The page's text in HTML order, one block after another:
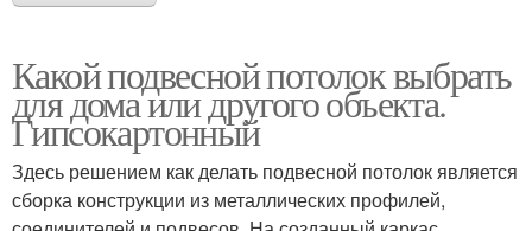
Какой подвесной потолок выбрать
для дома или другого объекта.
Гипсокартонный
Здесь решением как делать подвесной потолок является
сборка конструкции из металлических профилей,